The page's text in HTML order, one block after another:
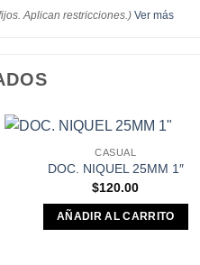
Aplican restricciones.) Ver más
CASUAL
DOC. NIQUEL 25MM 1″
$120.00
AÑADIR AL CARRITO